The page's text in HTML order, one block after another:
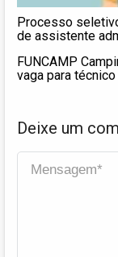
Processo
de assistente
FUNCAMP
vaga para
Deixe um